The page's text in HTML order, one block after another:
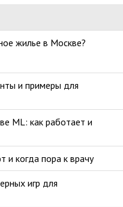
жилье в Москве?
и примеры для
ML: как работает и
и когда пора к врачу
игр для